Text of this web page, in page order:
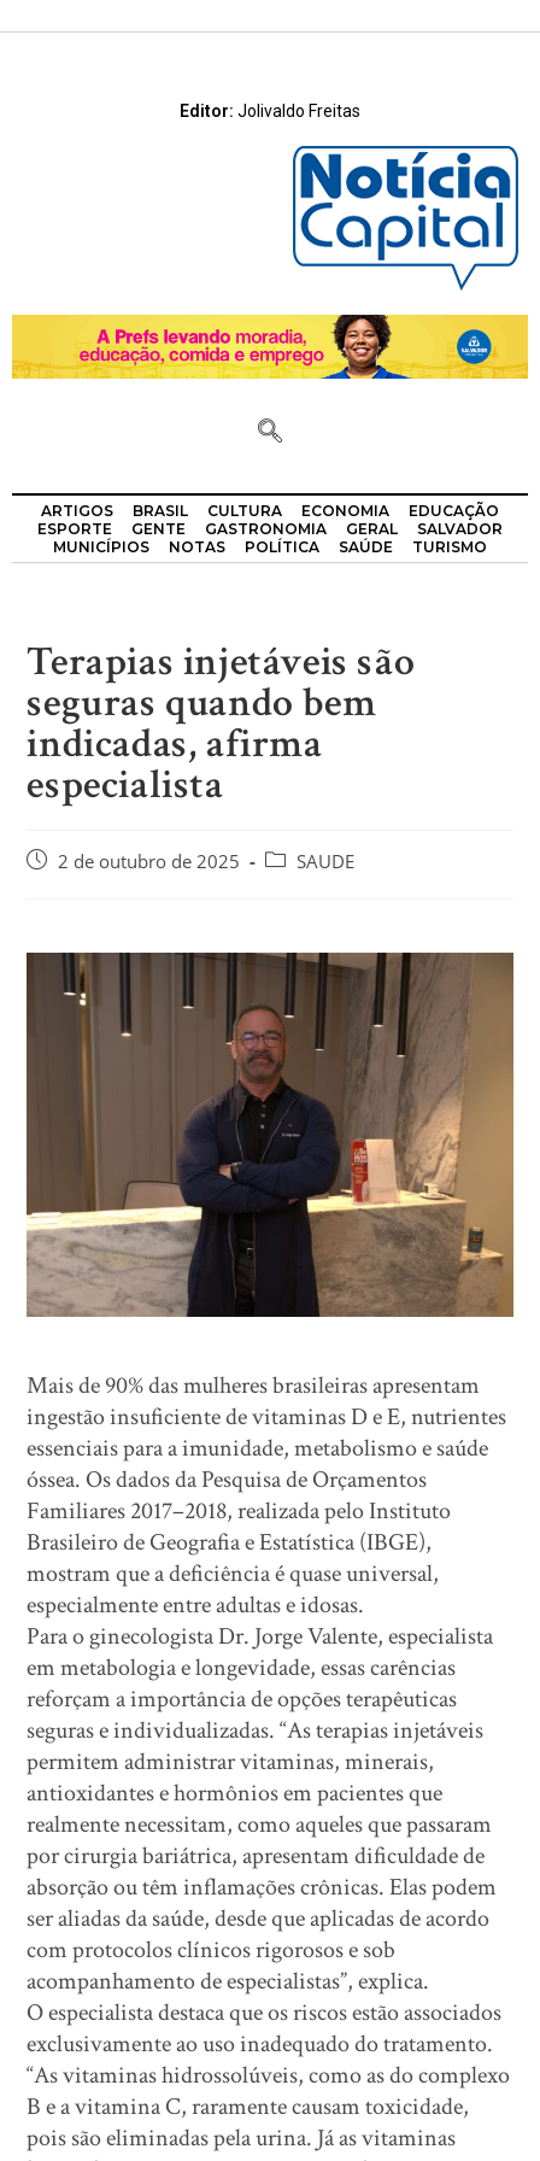
Editor: Jolivaldo Freitas
ARTIGOS BRASIL CULTURA ECONOMIA
EDUCAÇÃO
ESPORTE
GENTE GASTRONOMIA GERAL
SALVADOR
MUNICÍPIOS
NOTAS POLÍTICA SAÚDE TURISMO
Terapias injetáveis são
seguras quando bem
indicadas, afirma
especialista
2 de outubro de 2025 SAUDE
Mais de 90% das mulheres brasileiras apresentam
ingestão insuficiente de vitaminas D e E, nutrientes
essenciais para a imunidade, metabolismo e saúde
óssea. Os dados da Pesquisa de Orçamentos
Familiares 2017–2018, realizada pelo Instituto
Brasileiro de Geografia e Estatística (IBGE),
mostram que a deficiência é quase universal,
especialmente entre adultas e idosas.
Para o ginecologista Dr. Jorge Valente, especialista
em metabologia e longevidade, essas carências
reforçam a importância de opções terapêuticas
seguras e individualizadas. “As terapias injetáveis
permitem administrar vitaminas, minerais,
antioxidantes e hormônios em pacientes que
realmente necessitam, como aqueles que passaram
por cirurgia bariátrica, apresentam dificuldade de
absorção ou têm inflamações crônicas. Elas podem
ser aliadas da saúde, desde que aplicadas de acordo
com protocolos clínicos rigorosos e sob
acompanhamento de especialistas”, explica.
O especialista destaca que os riscos estão associados
exclusivamente ao uso inadequado do tratamento.
“As vitaminas hidrossolúveis, como as do complexo
B e a vitamina C, raramente causam toxicidade,
pois são eliminadas pela urina. Já as vitaminas